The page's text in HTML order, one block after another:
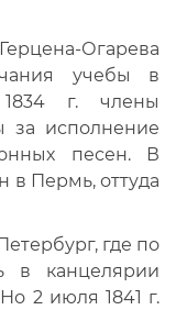
Огарева
учебы в
г. члены
за исполнение
песен. В
в Пермь, оттуда
где по
в канцелярии
2 июля 1841 г.